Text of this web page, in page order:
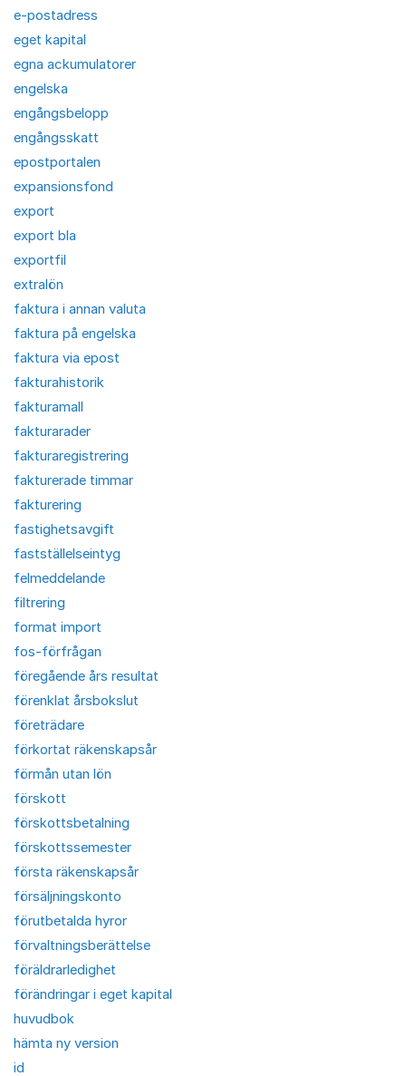
e-postadress
eget kapital
egna ackumulatorer
engelska
engångsbelopp
engångsskatt
epostportalen
expansionsfond
export
export bla
exportfil
extralön
faktura i annan valuta
faktura på engelska
faktura via epost
fakturahistorik
fakturamall
fakturarader
fakturaregistrering
fakturerade timmar
fakturering
fastighetsavgift
fastställelseintyg
felmeddelande
filtrering
format import
fos-förfrågan
föregående års resultat
förenklat årsbokslut
företrädare
förkortat räkenskapsår
förmån utan lön
förskott
förskottsbetalning
förskottssemester
första räkenskapsår
försäljningskonto
förutbetalda hyror
förvaltningsberättelse
föräldrarledighet
förändringar i eget kapital
huvudbok
hämta ny version
id